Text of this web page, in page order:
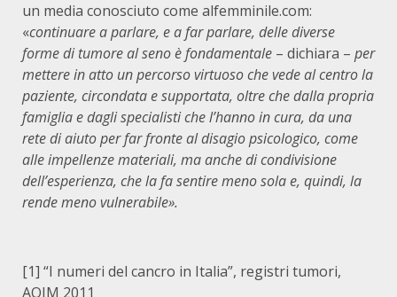
un media conosciuto come alfemminile.com:
«continuare a parlare, e a far parlare, delle diverse
forme di tumore al seno è fondamentale – dichiara – per
mettere in atto un percorso virtuoso che vede al centro la
paziente, circondata e supportata, oltre che dalla propria
famiglia e dagli specialisti che l’hanno in cura, da una
rete di aiuto per far fronte al disagio psicologico, come
alle impellenze materiali, ma anche di condivisione
dell’esperienza, che la fa sentire meno sola e, quindi, la
rende meno vulnerabile».
[1] “I numeri del cancro in Italia”, registri tumori,
AOIM 2011